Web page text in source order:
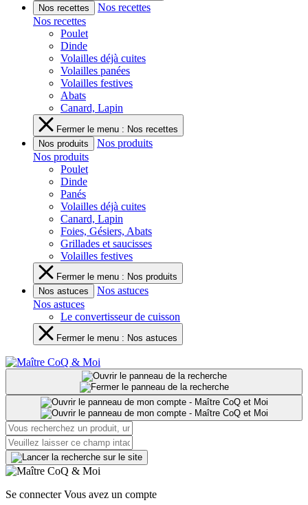
Nos recettes
Nos recettes
Nos recettes
Poulet
Dinde
Volailles déjà cuites
Volailles panées
Volailles festives
Abats
Canard, Lapin
Fermer le menu : Nos recettes
Nos produits
Nos produits
Nos produits
Poulet
Dinde
Panés
Volailles déjà cuites
Canard, Lapin
Foies, Gésiers, Abats
Grillades et saucisses
Volailles festives
Fermer le menu : Nos produits
Nos astuces
Nos astuces
Nos astuces
Le convertisseur de cuisson
Fermer le menu : Nos astuces
Se connecter Vous avez un compte